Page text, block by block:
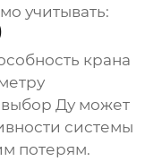
учитывать:
крана
Ду может
системы
потерям.